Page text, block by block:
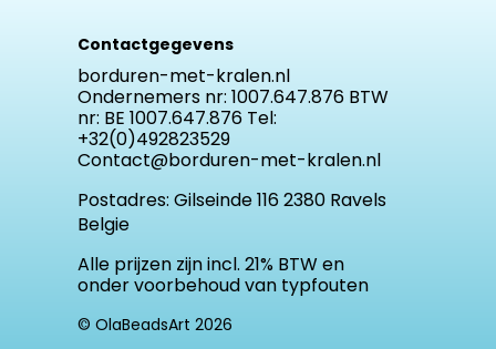
Contactgegevens
borduren-met-kralen.nl
Ondernemers nr: 1007.647.876 BTW
nr: BE 1007.647.876 Tel:
+32(0)492823529
Contact@borduren-met-kralen.nl
Postadres: Gilseinde 116 2380 Ravels
Belgie
Alle prijzen zijn incl. 21% BTW en
onder voorbehoud van typfouten
© OlaBeadsArt 2026